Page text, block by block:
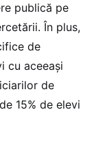
publică pe
În plus,
de
cu aceeași
de
15% de elevi